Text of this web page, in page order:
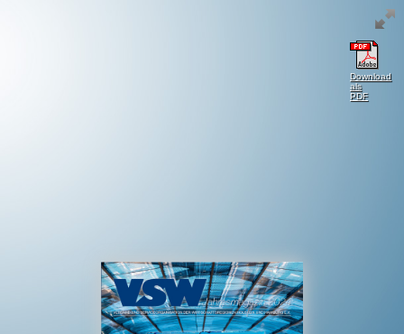
Download
als
PDF